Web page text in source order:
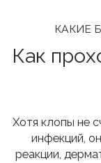
КАКИЕ
Как
Хотя клопы не
инфекций,
реакции,